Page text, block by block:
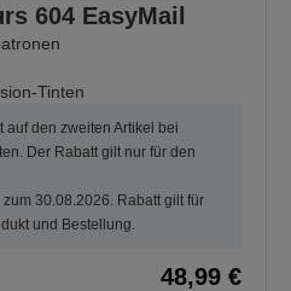
604 EasyMail
Tinten
auf den zweiten Artikel bei
Der Rabatt gilt nur für den
30.08.2026. Rabatt gilt für
und Bestellung.
48,99 €